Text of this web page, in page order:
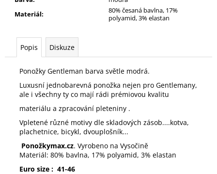
Materiál:
80% česaná bavlna, 17%
polyamid, 3% elastan
Popis Diskuze
Ponožky Gentleman barva světle modrá.
Luxusní jednobarevná ponožka nejen pro Gentlemany,
ale i všechny ty co mají rádi prémiovou kvalitu
materiálu a zpracování pleteniny .
Vpletené různé motivy dle skladových zásob....kotva,
plachetnice, bicykl, dvouplošník...
Ponožkymax.cz. Vyrobeno na Vysočině
Materiál: 80% bavlna, 17% polyamid, 3% elastan
Euro size : 41-46